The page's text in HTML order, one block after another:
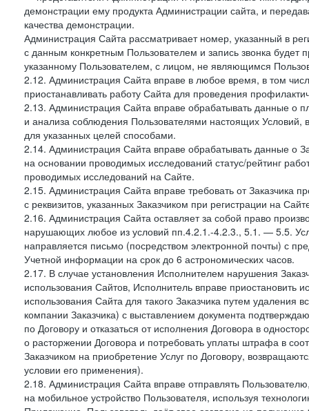
демонстрации ему продукта Администрации сайта, и
качества демонстрации.
Администрация Сайта рассматривает номер, указанный в
с данным конкретным Пользователем и запись звонка будет
указанному Пользователем, с лицом, не являющимся
2.12. Администрация Сайта вправе в любое время, в том
приостанавливать работу Сайта для проведения
2.13. Администрация Сайта вправе обрабатывать данные о
и анализа соблюдения Пользователями настоящих
для указанных целей способами.
2.14. Администрация Сайта вправе обрабатывать данные о
на основании проводимых исследований статус/рейтинг
проводимых исследований на Сайте.
2.15. Администрация Сайта вправе требовать от Заказчика
с реквизитов, указанных Заказчиком при регистрации на
2.16. Администрация Сайта оставляет за собой право
нарушающих любое из условий пп.4.2.1.-4.2.3., 5.1. — 5.5.
направляется письмо (посредством электронной почты) с
Учетной информации на срок до 6 астрономических часов.
2.17. В случае установления Исполнителем нарушения
использования Сайтов, Исполнитель вправе приостановить
использования Сайта для такого Заказчика путем
компании Заказчика) с выставлением документа
по Договору и отказаться от исполнения Договора в
о расторжении Договора и потребовать уплаты штрафа в
Заказчиком на приобретение Услуг по Договору,
условии его применения).
2.18. Администрация Сайта вправе отправлять
на мобильное устройство Пользователя, используя